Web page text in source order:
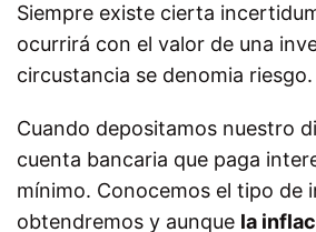
Siempre existe cierta
ocurrirá con el valor de una
circustancia se denomia riesgo.
Cuando depositamos nuestro
cuenta bancaria que paga
mínimo. Conocemos el tipo de
obtendremos y aunque la